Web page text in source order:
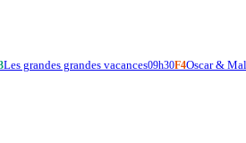
Les grandes grandes vacances09h30F4Oscar &